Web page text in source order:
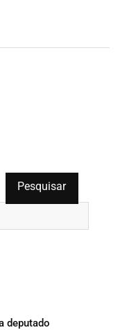
Pesquisar
deputado